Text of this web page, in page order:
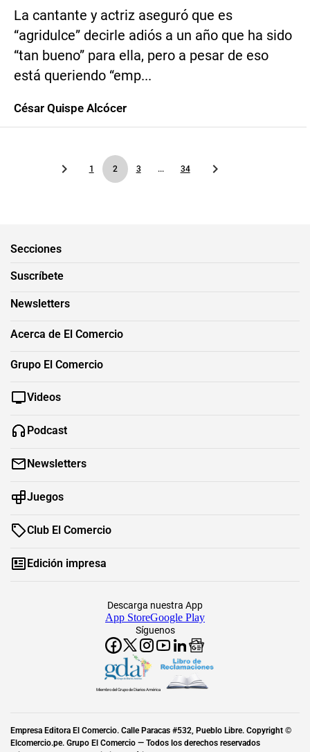
La cantante y actriz aseguró que es
“agridulce” decirle adiós a un año que ha sido
“tan bueno” para ella, pero a pesar de eso
está queriendo “emp...
César Quispe Alcócer
1 2 3 ... 34
Secciones
Suscríbete
Newsletters
Acerca de El Comercio
Grupo El Comercio
Videos
Podcast
Newsletters
Juegos
Club El Comercio
Edición impresa
Síguenos
Descarga nuestra App
App StoreGoogle Play
Miembro del Grupo de Diarios América
Empresa Editora El Comercio. Calle Paracas #532, Pueblo Libre. Copyright ©
Elcomercio.pe. Grupo El Comercio — Todos los derechos reservados